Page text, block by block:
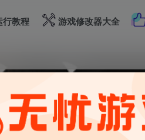
行教程 游戏修改器大全